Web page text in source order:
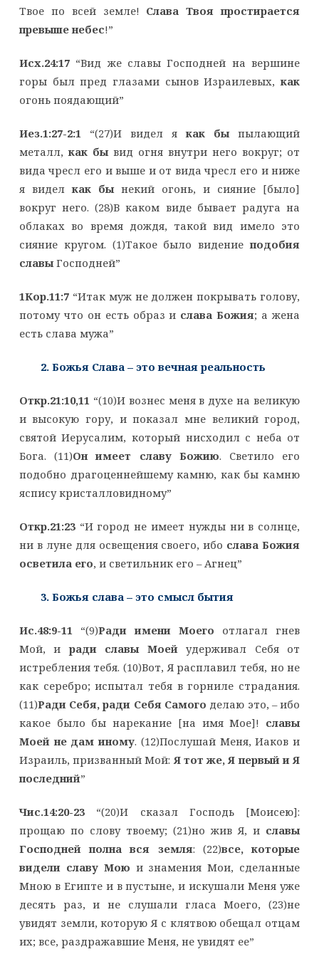
Твое по всей земле! Слава Твоя простирается
превыше небес!”
Исх.24:17“Вид же славы Господней на вершине
горы был пред глазами сынов Израилевых,как
огонь поядающий”
Иез.1:27-2:1 “(27)И видел якак быпылающий
металл,как бывид огня внутри него вокруг; от
вида чресл его и выше и от вида чресл его и ниже
я виделкак бынекий огонь, и сияние [было]
вокруг него. (28)В каком виде бывает радуга на
облаках во время дождя, такой вид имело это
сияние кругом. (1)Такое было видениеподобия
славыГосподней”
1Кор.11:7“Итак муж не должен покрывать голову,
потому что он есть образ и слава Божия; а жена
есть слава мужа”
2. Божья Слава – это вечная реальность
Откр.21:10,11 “(10)И вознес меня в духе на великую
и высокую гору, и показал мне великий город,
святой Иерусалим, который нисходил с неба от
Бога. (11)Он имеет славу Божию. Светило его
подобно драгоценнейшему камню, как бы камню
яспису кристалловидному”
Откр.21:23“И город не имеет нужды ни в солнце,
ни в луне для освещения своего, ибо слава Божия
осветила его, и светильник его – Агнец”
3. Божья слава – это смысл бытия
Ис.48:9-11 “(9)Ради имени Моего отлагал гнев
Мой, иради славы Моейудерживал Себя от
истребления тебя. (10)Вот, Я расплавил тебя, но не
как серебро; испытал тебя в горниле страдания.
(11)Ради Себя, ради Себя Самого делаю это, – ибо
какое было бы нарекание [на имя Мое]! славы
Моей не дам иному. (12)Послушай Меня, Иаков и
Израиль, призванный Мой: Я тот же, Я первый и Я
последний”
Чис.14:20-23“(20)И сказал Господь [Моисею]:
прощаю по слову твоему; (21)но жив Я, и славы
Господней полна вся земля: (22)все, которые
видели славу Мою и знамения Мои, сделанные
Мною в Египте и в пустыне, и искушали Меня уже
десять раз, и не слушали гласа Моего, (23)не
увидят земли, которую Я с клятвою обещал отцам
их; все, раздражавшие Меня, не увидят ее”